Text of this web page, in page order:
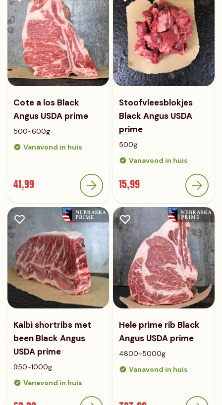
Cote a los Black
Angus USDA prime
500~600g
Vanavond in huis
41,99
Stoofvleesblokjes
Black Angus USDA
prime
500g
Vanavond in huis
15,99
Kalbi shortribs met
been Black Angus
USDA prime
950~1000g
Vanavond in huis
Hele prime rib Black
Angus USDA prime
4800~5000g
Vanavond in huis